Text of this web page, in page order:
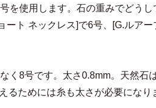
を使用します。石の重みでどう
ート ネックレス]で6号、[G.ルア
く8号です。太さ0.8mm。天然石
るためには糸も太さが必要にな